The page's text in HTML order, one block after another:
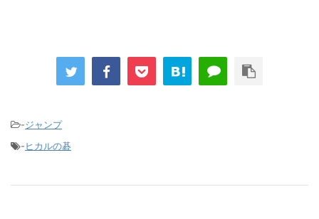
-ジャンプ
-ヒカルの碁